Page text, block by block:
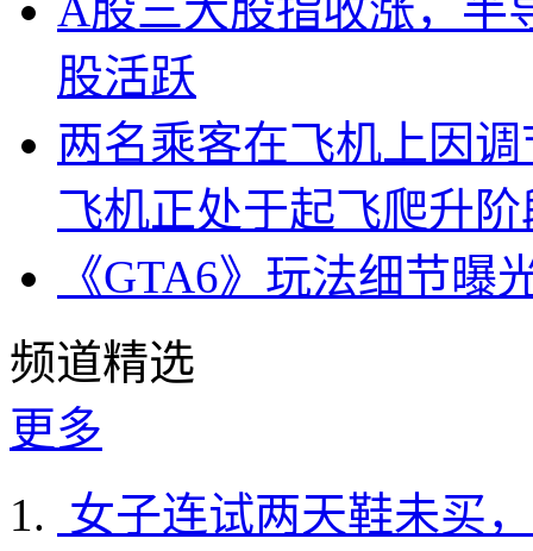
股活跃
两名乘客在飞机上因
飞机正处于起飞爬升阶
《GTA6》玩法细节
频道精选
更多
女子连试两天鞋未买